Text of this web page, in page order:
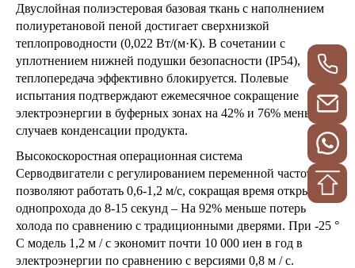
Двуслойная полиэстеровая базовая ткань с наполнением
полиуретановой пеной достигает сверхнизкой
теплопроводности (0,022 Вт/(м·К). В сочетании с
уплотнением нижней подушки безопасности (IP54),
теплопередача эффективно блокируется. Полевые
испытания подтверждают ежемесячное сокращение
электроэнергии в буферных зонах на 42% и 76% меньше
случаев конденсации продукта.
Высокоскоростная операционная система
Серводвигатели с регулированием переменной частоты
позволяют работать 0,6-1,2 м/с, сокращая время открытия
однопрохода до 8-15 секунд – На 92% меньше потерь
холода по сравнению с традиционными дверями. При -25 °
C модель 1,2 м / с экономит почти 10 000 иен в год в
электроэнергии по сравнению с версиями 0,8 м / с.